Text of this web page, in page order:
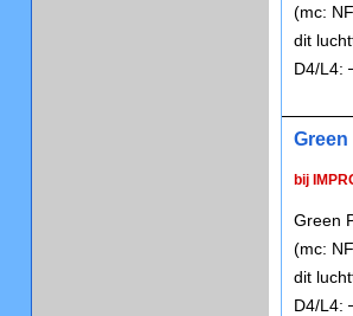
(mc:
dit
D4/L4:
Green
bij
Green
(mc:
dit
D4/L4: